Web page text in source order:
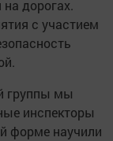
дорогах.
с участием
группы мы
инспекторы
форме научили